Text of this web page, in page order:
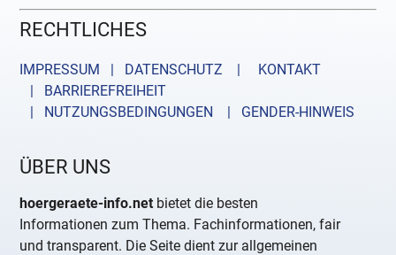
RECHTLICHES
IMPRESSUM | DATENSCHUTZ |
KONTAKT
| BARRIEREFREIHEIT
| NUTZUNGSBEDINGUNGEN
| GENDER-HINWEIS
ÜBER UNS
hoergeraete-info.net bietet die besten
Informationen zum Thema. Fachinformationen, fair
und transparent. Die Seite dient zur allgemeinen